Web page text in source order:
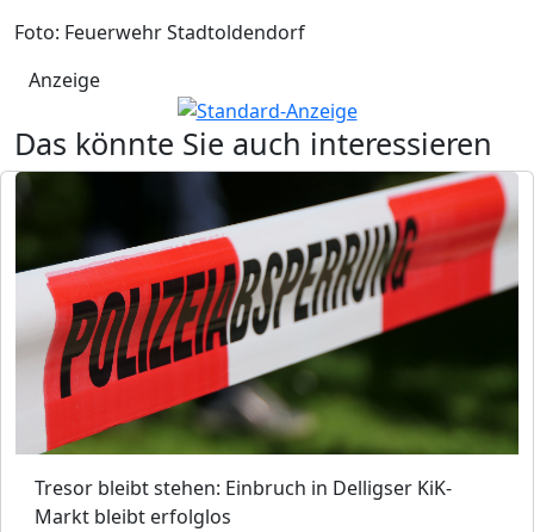
Foto: Feuerwehr Stadtoldendorf
Anzeige
Das könnte Sie auch interessieren
Tresor bleibt stehen: Einbruch in Delligser KiK-
Markt bleibt erfolglos